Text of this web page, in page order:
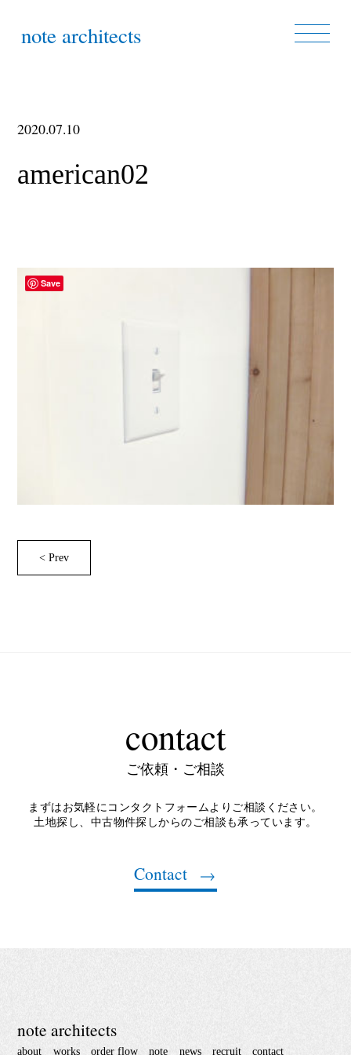
note architects
2020.07.10
american02
< Prev
contact
ご依頼・ご相談
まずはお気軽にコンタクトフォームよりご相談ください。
土地探し、中古物件探しからのご相談も承っています。
Contact
note architects
about works order flow note news recruit contact
Save